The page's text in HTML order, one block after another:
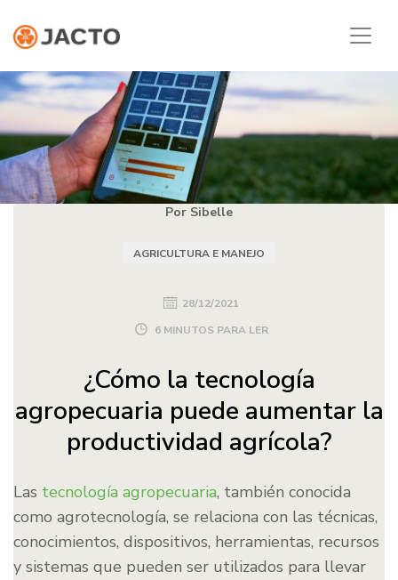
Por Sibelle
AGRICULTURA E MANEJO
28/12/2021
6 MINUTOS PARA LER
¿Cómo la tecnología
agropecuaria puede aumentar la
productividad agrícola?
Las tecnología agropecuaria, también conocida
como agrotecnología, se relaciona con las técnicas,
conocimientos, dispositivos, herramientas, recursos
y sistemas que pueden ser utilizados para llevar